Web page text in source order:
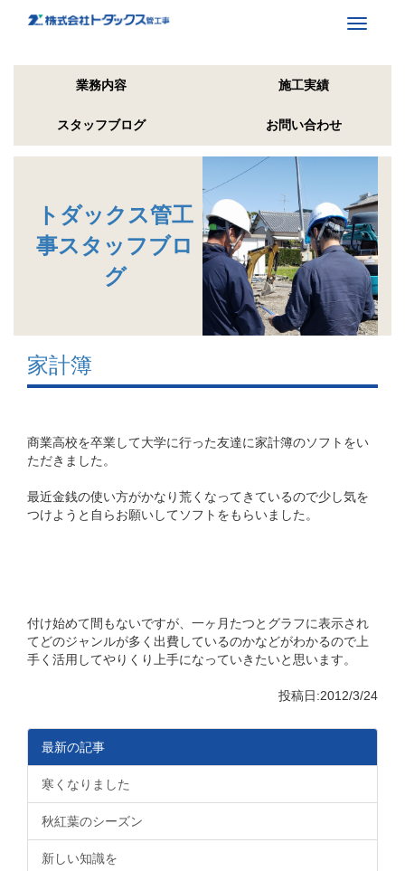
Toggle
業務内容 施工実績
スタッフブログ お問い合わせ
トダックス管工
事スタッフブロ
グ
家計簿
商業高校を卒業して大学に行った友達に家計簿のソフトをい
ただきました。
最近金銭の使い方がかなり荒くなってきているので少し気を
つけようと自らお願いしてソフトをもらいました。
付け始めて間もないですが、一ヶ月たつとグラフに表示され
てどのジャンルが多く出費しているのかなどがわかるので上
手く活用してやりくり上手になっていきたいと思います。
投稿日:2012/3/24
最新の記事
寒くなりました
秋紅葉のシーズン
新しい知識を